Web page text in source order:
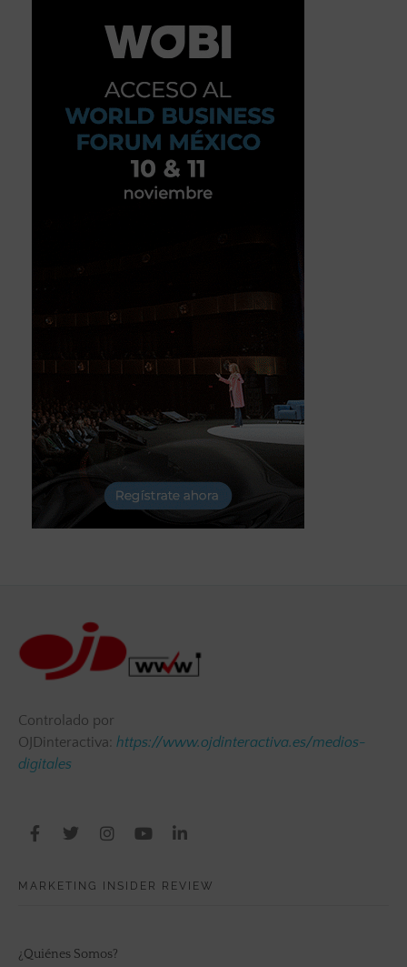
Controlado por
OJDinteractiva: https://www.ojdinteractiva.es/medios-
digitales
MARKETING INSIDER REVIEW
¿Quiénes Somos?